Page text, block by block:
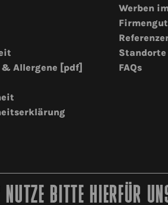
Allergene [pdf]
Werben
Standorte
FAQs
BITTE HIERFÜR